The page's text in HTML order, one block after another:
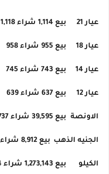
عيار 21 بيع 1,114 شراء 1,118
عيار 18 بيع 955 شراء 958
عيار 14 بيع 743 شراء 745
عيار 12 بيع 637 شراء 639
الاونصة بيع 39,595 شراء 39,737
الجنيه الذهب بيع 8,912 شراء 8,944
الكيلو بيع 1,273,143 شراء 1,277,714